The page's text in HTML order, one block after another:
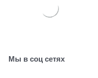
Мы в соц сетях